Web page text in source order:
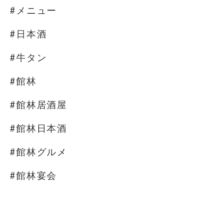
#メニュー
#日本酒
#牛タン
#館林
#館林居酒屋
#館林日本酒
#館林グルメ
#館林宴会